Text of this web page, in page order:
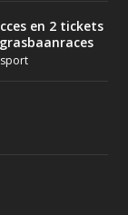
en 2 tickets